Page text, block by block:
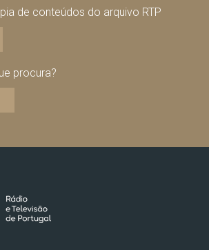
de conteúdos do arquivo RTP
procura?